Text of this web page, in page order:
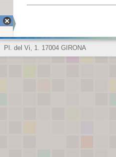
Pl. del Vi, 1. 17004 GIRONA